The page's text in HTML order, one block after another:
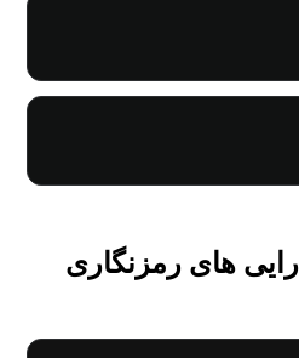
های رمزنگاری